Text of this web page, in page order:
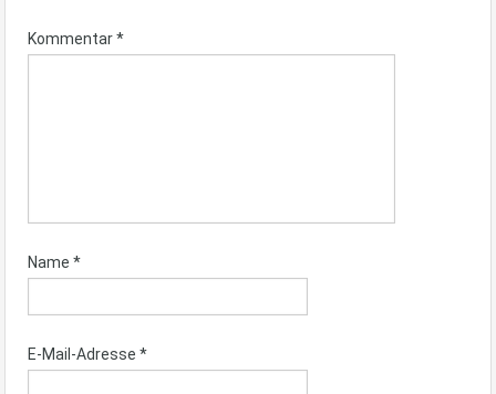
Kommentar*
Name *
E-Mail-Adresse *